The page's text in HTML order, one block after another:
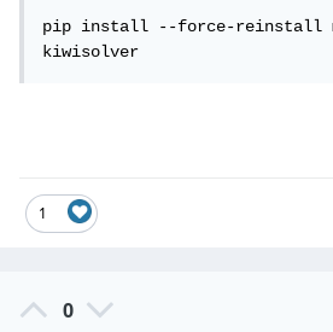
pip install --force-reinstall
kiwisolver
1
0